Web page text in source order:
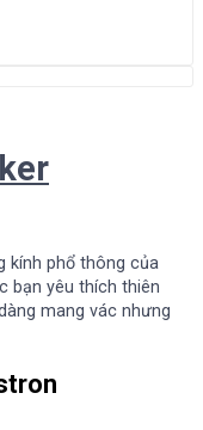
kính phổ thông của
bạn yêu thích thiên
mang vác nhưng